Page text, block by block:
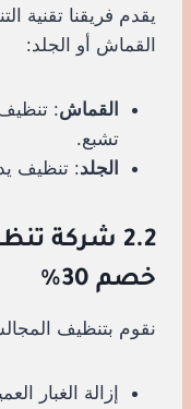
يقدم فريقنا تقنية
القماش أو الجلد:
القماش: تنظيف
تشبع.
الجلد: تنظيف
2.2 شركة
خصم 30%
نقوم بتنظيف
إزالة الغبار